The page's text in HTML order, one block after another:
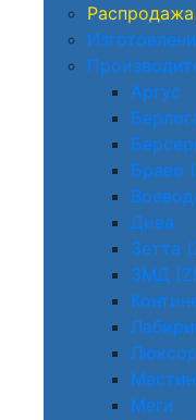
Распродажа
Аргус
Браво
Дива
Зетта
ЗМД
Люксор
Меги